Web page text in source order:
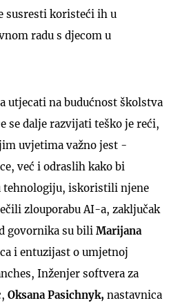
susresti koristeći ih u
radu s djecom u
utjecati na budućnost školstva
se dalje razvijati teško je reći,
uvjetima važno jest -
već i odraslih kako bi
tehnologiju, iskoristili njene
zlouporabu AI-a, zaključak
govornika su bili Marijana
i entuzijast o umjetnoj
Inženjer softvera za
Oksana Pasichnyk, nastavnica